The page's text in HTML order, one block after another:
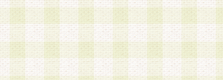
ならないものとします。
4.当社は、会員によるログインIDおよびパスワー
盗用など第三者の利用に伴う損害の発生について
き事由の有無、その他原因の如何を問わず、一切
のとします。